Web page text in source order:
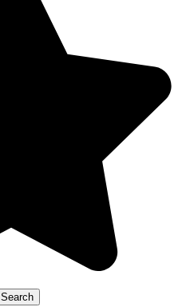
Search